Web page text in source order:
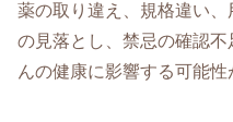
薬の取り違え、規格違い
の見落とし、禁忌の確認
んの健康に影響する可能性